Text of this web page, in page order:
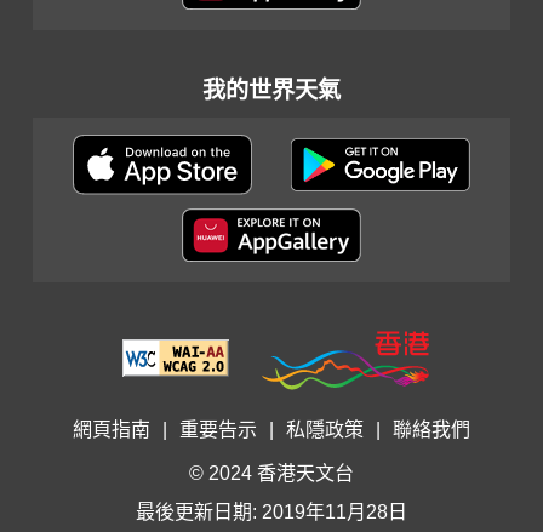
我的世界天氣
網頁指南 重要告示 私隱政策 聯絡我們
© 2024 香港天文台
最後更新日期: 2019年11月28日